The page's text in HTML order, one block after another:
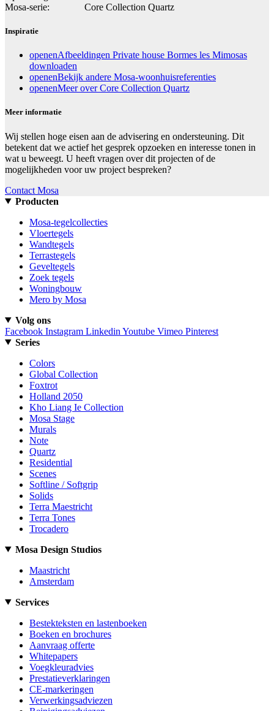
Mosa-serie:
Core Collection Quartz
Inspiratie
openenAfbeeldingen Private house Bormes les Mimosas
downloaden
openenBekijk andere Mosa-woonhuisreferenties
openenMeer over Core Collection Quartz
Meer informatie
Wij stellen hoge eisen aan de advisering en ondersteuning. Dit
betekent dat we actief het gesprek opzoeken en interesse tonen in
wat u beweegt. U heeft vragen over dit projecten of de
mogelijkheden voor uw project bespreken?
Contact Mosa
Producten
Mosa-tegelcollecties
Vloertegels
Wandtegels
Terrastegels
Geveltegels
Zoek tegels
Woningbouw
Mero by Mosa
Volg ons
Facebook Instagram Linkedin Youtube Vimeo Pinterest
Series
Colors
Global Collection
Foxtrot
Holland 2050
Kho Liang Ie Collection
Mosa Stage
Murals
Note
Quartz
Residential
Scenes
Softline / Softgrip
Solids
Terra Maestricht
Terra Tones
Trocadero
Mosa Design Studios
Maastricht
Amsterdam
Services
Bestekteksten en lastenboeken
Boeken en brochures
Aanvraag offerte
Whitepapers
Voegkleuradvies
Prestatieverklaringen
CE-markeringen
Verwerkingsadviezen